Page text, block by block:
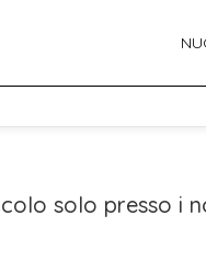
solo presso i